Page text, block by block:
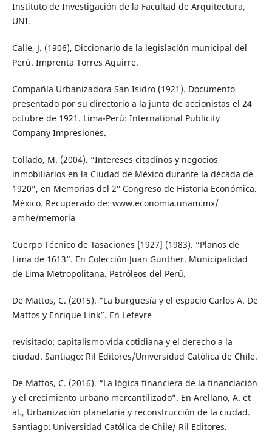
Instituto de Investigación de la Facultad de Arquitectura,
UNI.
Calle, J. (1906), Diccionario de la legislación municipal del
Perú. Imprenta Torres Aguirre.
Compañía Urbanizadora San Isidro (1921). Documento
presentado por su directorio a la junta de accionistas el 24
octubre de 1921. Lima-Perú: International Publicity
Company Impresiones.
Collado, M. (2004). “Intereses citadinos y negocios
inmobiliarios en la Ciudad de México durante la década de
1920”, en Memorias del 2° Congreso de Historia Económica.
México. Recuperado de: www.economia.unam.mx/
amhe/memoria
Cuerpo Técnico de Tasaciones [1927] (1983). “Planos de
Lima de 1613”. En Colección Juan Gunther. Municipalidad
de Lima Metropolitana. Petróleos del Perú.
De Mattos, C. (2015). “La burguesía y el espacio Carlos A. De
Mattos y Enrique Link”. En Lefevre
revisitado: capitalismo vida cotidiana y el derecho a la
ciudad. Santiago: Ril Editores/Universidad Católica de Chile.
De Mattos, C. (2016). “La lógica financiera de la financiación
y el crecimiento urbano mercantilizado”. En Arellano, A. et
al., Urbanización planetaria y reconstrucción de la ciudad.
Santiago: Universidad Católica de Chile/ Ril Editores.